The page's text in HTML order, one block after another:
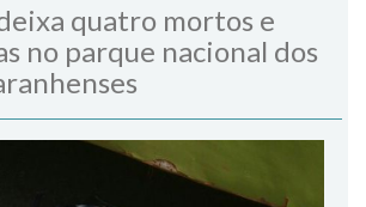
quatro mortos e
no parque nacional dos